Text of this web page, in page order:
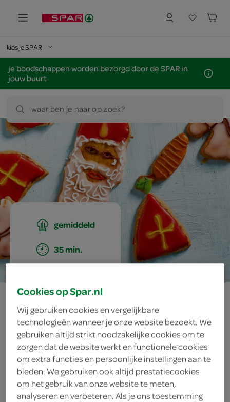
kies je SPAR
je boodschappen worden bezorgd door de SPAR in
jouw buurt
waar ben je naar op zoek?
gemiddeld
35 min.
taaitaai-figuren
ingrediënten
sprinkels, gebaksdecoratie
Cookies op Spar.nl
Wij gebruiken cookies en vergelijkbare
technologieën wanneer je onze website bezoekt. We
gebruiken altijd strikt noodzakelijke cookies om te
zorgen dat de website werkt en functionele cookies
om extra functies en persoonlijke instellingen aan te
bieden. We gebruiken ook altijd prestatiecookies
om het gebruik van onze website te meten,
analyseren en verbeteren. Als je ons toestemming